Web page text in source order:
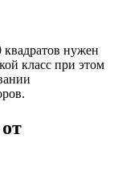
нужен
класс при этом